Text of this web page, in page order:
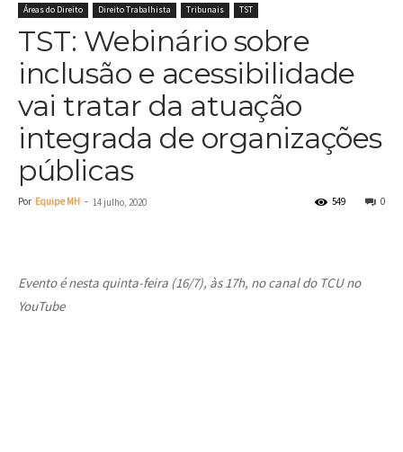
Áreas do Direito Direito Trabalhista Tribunais TST
TST: Webinário sobre
inclusão e acessibilidade
vai tratar da atuação
integrada de organizações
públicas
Por Equipe MH - 14 julho, 2020 0
549
Evento é nesta quinta-feira (16/7), às 17h, no canal do TCU no
YouTube